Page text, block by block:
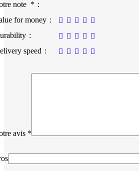
note *
for money
speed
avis *